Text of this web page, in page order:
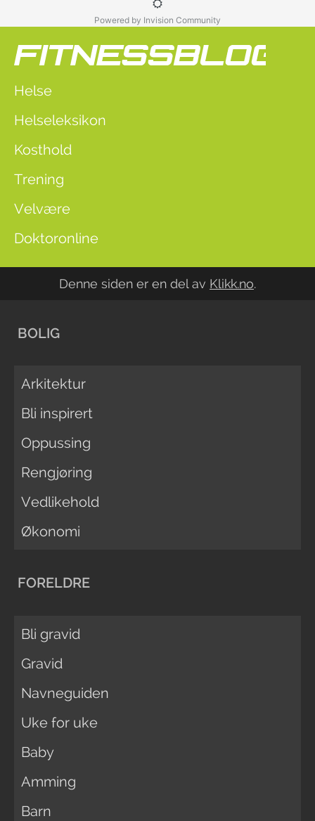
Powered by Invision Community
Helse
Helseleksikon
Kosthold
Trening
Velvære
Doktoronline
Denne siden er en del av Klikk.no.
BOLIG
Arkitektur
Bli inspirert
Oppussing
Rengjøring
Vedlikehold
Økonomi
FORELDRE
Bli gravid
Gravid
Navneguiden
Uke for uke
Baby
Amming
Barn